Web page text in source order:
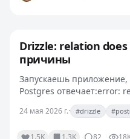
Drizzle: relation
причины
Запускаешь
Postgres отвечает:error:
existНа стороне Drizzle
ошибок нет: схема
24 мая 2026 г.· #drizzle
1.5K 1.3K 82